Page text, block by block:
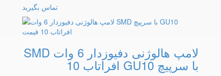
تماس بگیرید
لامپ هالوژنی دفیوزدار 6 وات SMD
با سرپیچ GU10 افراتاب 10